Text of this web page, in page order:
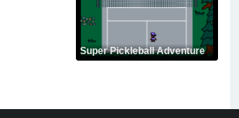
Super Pickleball Adventure